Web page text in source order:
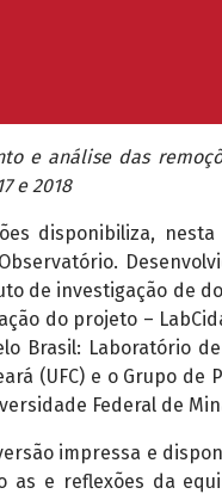
e análise das
e 2018
disponibiliza,
de investigação de
do projeto –
Brasil: Laboratório
(UFC) e o Grupo de
Federal de
impressa e
as e reflexões da